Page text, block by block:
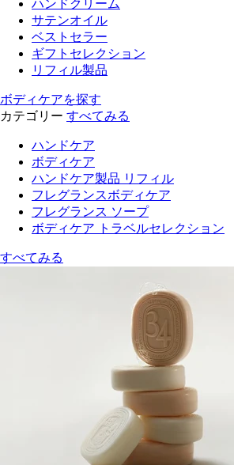
ハンドクリーム
サテンオイル
ベストセラー
ギフトセレクション
リフィル製品
ボディケアを探す
カテゴリー すべてみる
ハンドケア
ボディケア
ハンドケア製品 リフィル
フレグランスボディケア
フレグランス ソープ
ボディケア トラベルセレクション
すべてみる